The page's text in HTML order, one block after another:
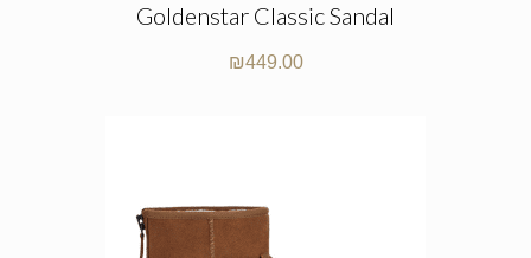
Goldenstar Classic Sandal
₪449.00